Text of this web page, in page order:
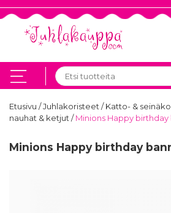
Etusivu /Juhlakoristeet/Katto- &
nauhat & ketjut/Minions Happy
Minions Happy birthday